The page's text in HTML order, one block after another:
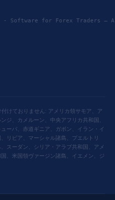
- Software for Forex
けておりません: アメリカ領サモア、ア
ジ、カメルーン、中央アフリカ共和国、
ーバ、赤道ギニア、ガボン、イラン・イ
リビア、マーシャル諸島、プエルトリ
スーダン、シリア・アラブ共和国、アメ
、米国領ヴァージン諸島、イエメン、ジ